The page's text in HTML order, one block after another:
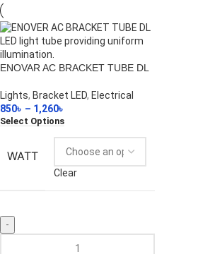
ENOVAR AC BRACKET TUBE DL
Lights, Bracket LED, Electrical
850৳ – 1,260৳
Select Options
WATT
Clear